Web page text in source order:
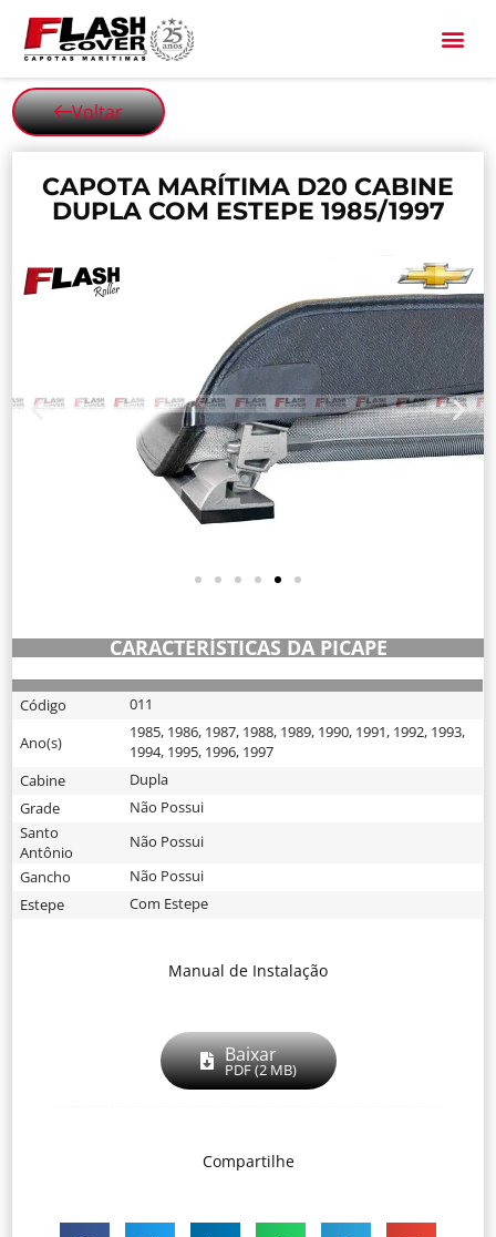
Voltar
CAPOTA MARÍTIMA D20 CABINE
DUPLA COM ESTEPE 1985/1997
CARACTERÍSTICAS DA PICAPE
Código 011
Ano(s)
1985, 1986, 1987, 1988, 1989, 1990, 1991, 1992, 1993,
1994, 1995, 1996, 1997
Cabine
Dupla
Grade
Não Possui
Santo
Antônio
Não Possui
Gancho
Não Possui
Estepe
Com Estepe
Manual de Instalação
Baixar
PDF (2 MB)
Compartilhe